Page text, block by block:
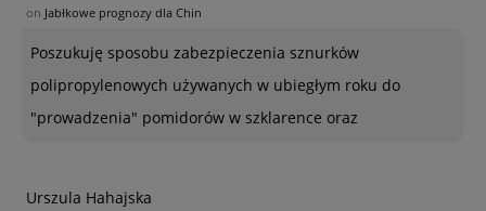
on Jabłkowe prognozy dla Chin
Poszukuję sposobu zabezpieczenia sznurków
polipropylenowych używanych w ubiegłym roku do
"prowadzenia" pomidorów w szklarence oraz
Urszula Hahajska